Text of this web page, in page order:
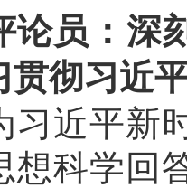
论员：
贯彻习近
平新时
想科学回